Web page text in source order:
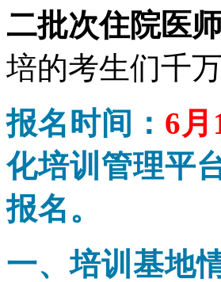
二批次住院医
培的考生们千
报名时间： 6
化培训管理平
报名。
一、培训基地